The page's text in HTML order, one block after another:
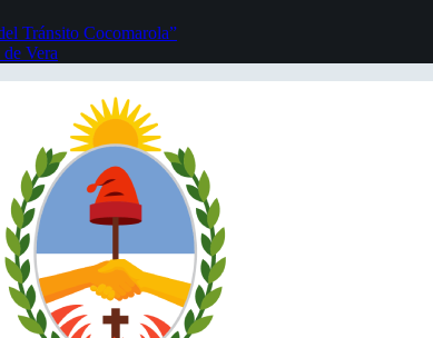
Tránsito Cocomarola”
Vera